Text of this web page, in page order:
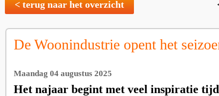
< terug naar het overzicht
De Woonindustrie opent het
Maandag 04 augustus 2025
Het najaar begint met veel inspiratie